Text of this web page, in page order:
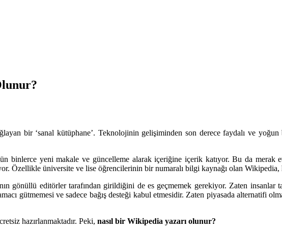
bir ‘sanal kütüphane’. Teknolojinin gelişiminden son derece faydalı ve
binlerce yeni makale ve güncelleme alarak içeriğine içerik katıyor. Bu da merak
Özellikle üniversite ve lise öğrencilerinin bir numaralı bilgi kaynağı olan Wikipedia,
gönüllü editörler tarafından girildiğini de es geçmemek gerekiyor. Zaten
gütmemesi ve sadece bağış desteği kabul etmesidir. Zaten piyasada alternatifi
hazırlanmaktadır. Peki, nasıl bir Wikipedia yazarı olunur?